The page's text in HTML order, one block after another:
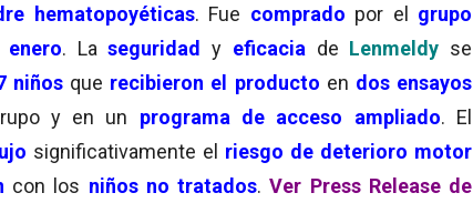
hematopoyéticas. Fue comprado por el grupo
enero. Laseguridad y eficacia de Lenmeldy se
niños que recibieron el producto en dos ensayos
y en un programa de acceso ampliado. El
significativamente el riesgo de deterioro motor
con los niños no tratados.Ver Press Release de